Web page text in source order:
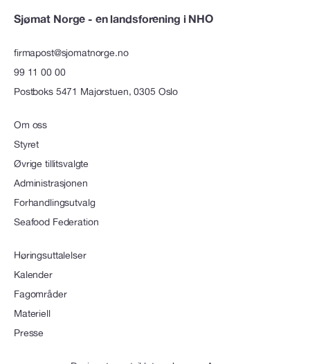
Sjømat Norge - en landsforening i NHO
firmapost@sjomatnorge.no
99 11 00 00
Postboks 5471 Majorstuen, 0305 Oslo
Om oss
Styret
Øvrige tillitsvalgte
Administrasjonen
Forhandlingsutvalg
Seafood Federation
Høringsuttalelser
Kalender
Fagområder
Materiell
Presse